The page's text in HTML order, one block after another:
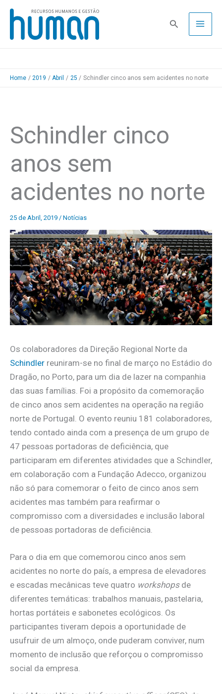
Skip
content
Pesquisa
Home 2019 Abril 25 Schindler cinco anos sem acidentes no norte
Schindler cinco
anos sem
acidentes no norte
25 de Abril, 2019 / Notícias
Os colaboradores da Direção Regional Norte da
Schindler reuniram-se no final de março no Estádio do
Dragão, no Porto, para um dia de lazer na companhia
das suas famílias. Foi a propósito da comemoração
de cinco anos sem acidentes na operação na região
norte de Portugal. O evento reuniu 181 colaboradores,
tendo contado ainda com a presença de um grupo de
47 pessoas portadoras de deficiência, que
participaram em diferentes atividades que a Schindler,
em colaboração com a Fundação Adecco, organizou
não só para comemorar o feito de cinco anos sem
acidentes mas também para reafirmar o
compromisso com a diversidades e inclusão laboral
de pessoas portadoras de deficiência.
Para o dia em que comemorou cinco anos sem
acidentes no norte do país, a empresa de elevadores
e escadas mecânicas teve quatro workshopsde
diferentes temáticas: trabalhos manuais, pastelaria,
hortas portáteis e sabonetes ecológicos. Os
participantes tiveram depois a oportunidade de
usufruir de um almoço, onde puderam conviver, num
momento de inclusão que reforçou o compromisso
social da empresa.